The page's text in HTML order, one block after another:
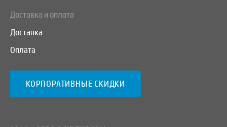
Доставка и оплата
Доставка
Оплата
КОРПОРАТИВНЫЕ СКИДКИ